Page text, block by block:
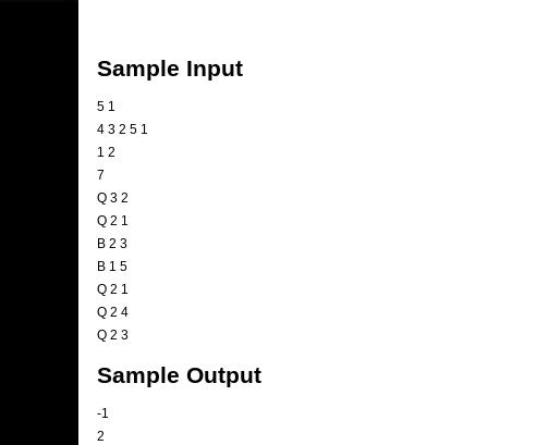
Sample Input
5 1
4 3 2 5 1
1 2
7
Q 3 2
Q 2 1
B 2 3
B 1 5
Q 2 1
Q 2 4
Q 2 3
Sample Output
-1
2